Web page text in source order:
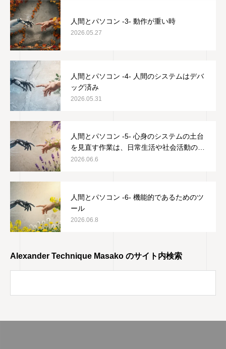
人間とパソコン -3- 動作が重い時
2026.05.27
人間とパソコン -4- 人間のシステムはデバ
ッグ済み
2026.05.31
人間とパソコン -5- 心身のシステムの土台
を見直す作業は、日常生活や社会活動の邪
魔をしない
2026.06.6
人間とパソコン -6- 機能的であるためのツ
ール
2026.06.8
Alexander Technique Masako のサイト内検索